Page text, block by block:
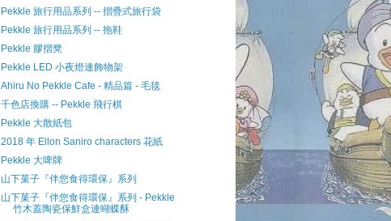
Pekkle 旅行用品系列 -- 摺疊式旅行袋
Pekkle 旅行用品系列 -- 拖鞋
Pekkle 膠摺凳
Pekkle LED 小夜燈連飾物架
Ahiru No Pekkle Cafe - 精品篇 - 毛毯
千色店換購 -- Pekkle 飛行棋
Pekkle 大散紙包
2018 年 Ellon Saniro characters 花紙
Pekkle 大啤牌
山下菓子『伴您食得環保』系列
山下菓子『伴您食得環保』系列 - Pekkle
竹木蓋陶瓷保鮮盒連蝴蝶酥